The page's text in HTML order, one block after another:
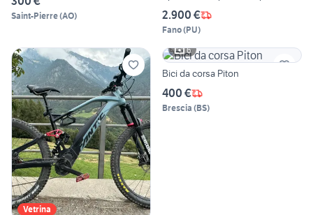
Saint-Pierre(AO) 2.900 €
Fano(PU)
Vetrina
6
Bici da corsa Piton
400 €
Brescia (BS)